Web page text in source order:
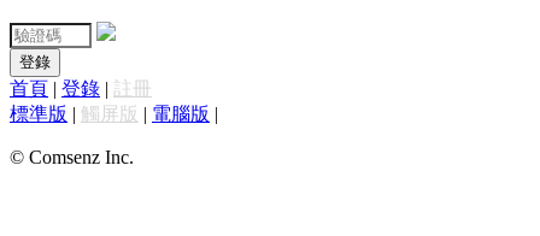
登錄
首頁 | 登錄 | 註冊
標準版 | 觸屏版 | 電腦版 |
© Comsenz Inc.